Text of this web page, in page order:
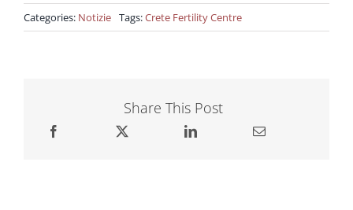
Categories: Notizie Tags:Crete Fertility Centre
Share This Post